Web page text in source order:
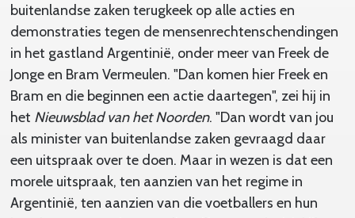
buitenlandse zaken terugkeek op alle acties en
demonstraties tegen de mensenrechtenschendingen
in het gastland Argentinië, onder meer van Freek de
Jonge en Bram Vermeulen. "Dan komen hier Freek en
Bram en die beginnen een actie daartegen", zei hij in
het Nieuwsblad van het Noorden. "Dan wordt van jou
als minister van buitenlandse zaken gevraagd daar
een uitspraak over te doen. Maar in wezen is dat een
morele uitspraak, ten aanzien van het regime in
Argentinië, ten aanzien van die voetballers en hun